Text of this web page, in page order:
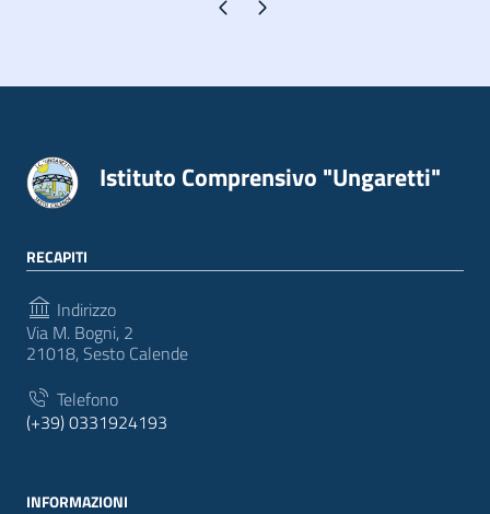
Pagina precedente
Pagina successiva
Istituto Comprensivo "Ungaretti"
RECAPITI
Indirizzo
Via M. Bogni, 2
21018, Sesto Calende
Telefono
(+39) 0331924193
INFORMAZIONI